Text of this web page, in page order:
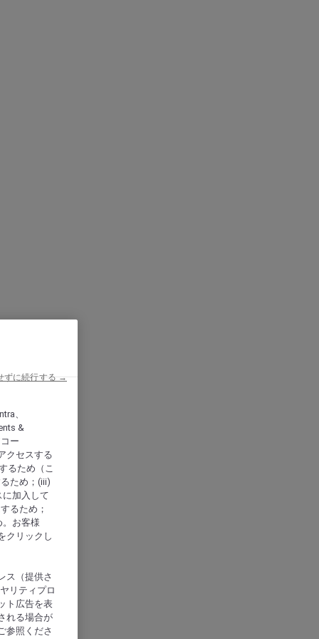
、
&
ー
クセスする
るため（こ
ため；(iii)
加入して
るため；
お客様
クリックし
ス（提供さ
リティプロ
ト広告を表
れる場合が
参照くださ
ずに続行する →